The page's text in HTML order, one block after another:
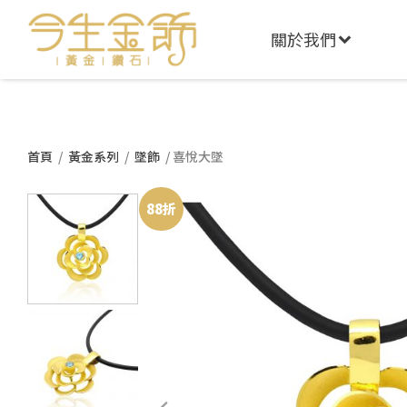
關於我們
首頁 / 黃金系列 / 墜飾 / 喜悅大墜
88折